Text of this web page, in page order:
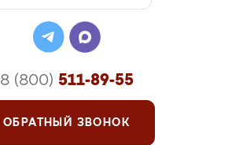
8 (800) 511-89-55
ОБРАТНЫЙ ЗВОНОК